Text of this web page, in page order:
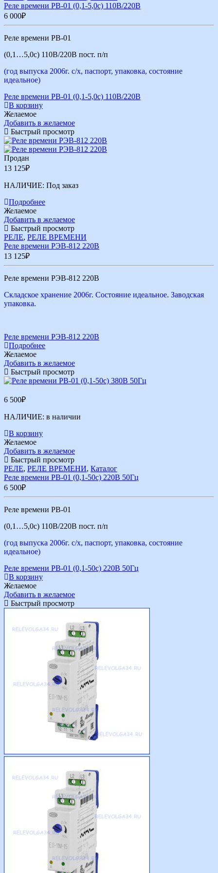
Реле времени РВ-01 (0,1-5,0с) 110В/220В
6 000₽
Реле времени РВ-01
(0,1…5,0с) 110В/220В пост. п/п
(год выпуска 2006г. с/х, паспорт, упаковка, состояние
идеальное)
Реле времени РВ-01 (0,1-5,0с) 110В/220В
В корзину
Желаемое
Добавить в желаемое
Быстрый просмотр
Продан
13 125₽
НАЛИЧИЕ: Под заказ
Подробнее
Желаемое
Добавить в желаемое
Быстрый просмотр
РЕЛЕ, РЕЛЕ ВРЕМЕНИ
Реле времени РЭВ-812 220В
13 125₽
Реле времени РЭВ-812 220В
Складское хранение 2006г. Состояние идеальное. Заводская
упаковка.
Реле времени РЭВ-812 220В
Подробнее
Желаемое
Добавить в желаемое
Быстрый просмотр
6 500₽
НАЛИЧИЕ: в наличии
В корзину
Желаемое
Добавить в желаемое
Быстрый просмотр
РЕЛЕ, РЕЛЕ ВРЕМЕНИ, Каталог
Реле времени РВ-01 (0,1-50с) 220В 50Гц
6 500₽
Реле времени РВ-01
(0,1…5,0с) 110В/220В пост. п/п
(год выпуска 2006г. с/х, паспорт, упаковка, состояние
идеальное)
Реле времени РВ-01 (0,1-50с) 220В 50Гц
В корзину
Желаемое
Добавить в желаемое
Быстрый просмотр